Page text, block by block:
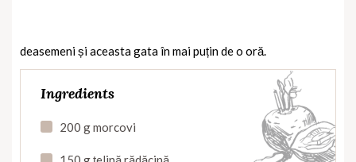
deasemeni și aceasta gata în mai puțin de o oră.
Ingredients
200 g morcovi